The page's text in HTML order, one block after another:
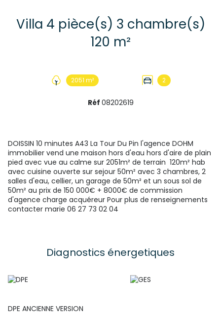
Villa 4 pièce(s) 3 chambre(s)
120 m²
2051 m² 2
Réf 08202619
DOISSIN 10 minutes A43 La Tour Du Pin l'agence DOHM
immobilier vend une maison hors d'eau hors d'aire de plain
pied avec vue au calme sur 2051m² de terrain 120m² hab
avec cuisine ouverte sur sejour 50m² avec 3 chambres, 2
salles d'eau, cellier, un garage de 50m² et un sous sol de
50m² au prix de 150 000€ + 8000€ de commission
d'agence charge acquéreur Pour plus de renseignements
contacter marie 06 27 73 02 04
Diagnostics énergetiques
DPE ANCIENNE VERSION